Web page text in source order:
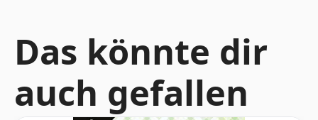
Das könnte dir
auch gefallen